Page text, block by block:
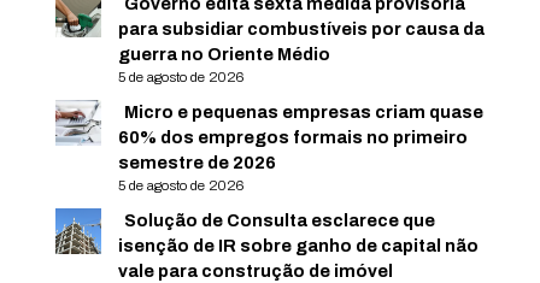
Governo edita sexta medida provisória
para subsidiar combustíveis por causa da
guerra no Oriente Médio
5 de agosto de 2026
Micro e pequenas empresas criam quase
60% dos empregos formais no primeiro
semestre de 2026
5 de agosto de 2026
Solução de Consulta esclarece que
isenção de IR sobre ganho de capital não
vale para construção de imóvel